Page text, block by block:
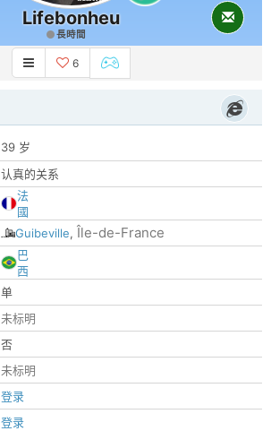
Lifebonheu
長時間
6
39 岁
认真的关系
法
國
Guibeville, Île-de-France
巴
西
单
未标明
否
未标明
登录
登录